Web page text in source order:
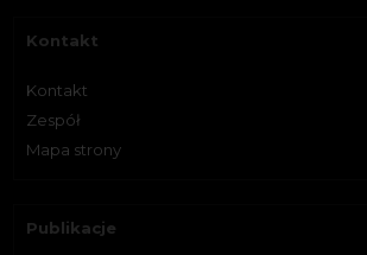
Kontakt
Kontakt
Zespół
Mapa strony
Publikacje